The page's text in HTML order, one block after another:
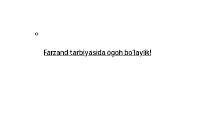
Farzand tarbiyasida ogoh bo‘laylik!